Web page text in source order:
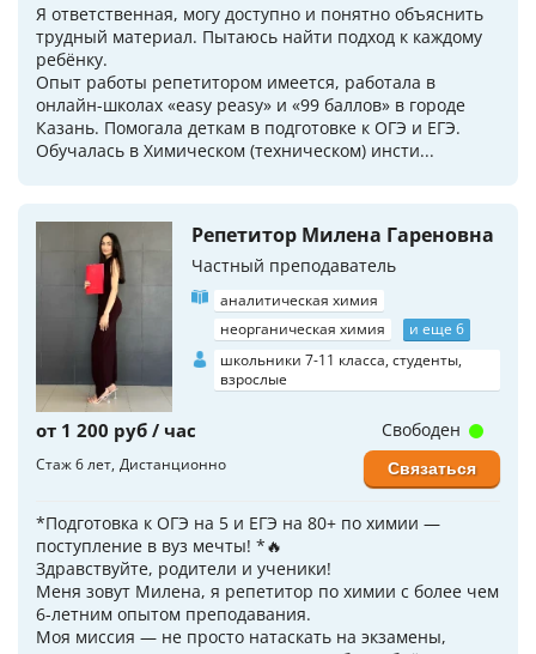
Я ответственная, могу доступно и понятно объяснить
трудный материал. Пытаюсь найти подход к каждому
ребёнку.
Опыт работы репетитором имеется, работала в
онлайн-школах «easy peasy» и «99 баллов» в городе
Казань. Помогала деткам в подготовке к ОГЭ и ЕГЭ.
Обучалась в Химическом (техническом) инсти...
Репетитор Милена Гареновна
Частный преподаватель
аналитическая химия
неорганическая химия
и еще 6
школьники 7-11 класса, студенты,
взрослые
от 1 200 руб / час
Стаж 6 лет Дистанционно
*Подготовка к ОГЭ на 5 и ЕГЭ на 80+ по химии —
поступление в вуз мечты! *🔥
Здравствуйте, родители и ученики!
Меня зовут Милена, я репетитор по химии с более чем
6-летним опытом преподавания.
Моя миссия — не просто натаскать на экзамены,
Свободен
Связаться